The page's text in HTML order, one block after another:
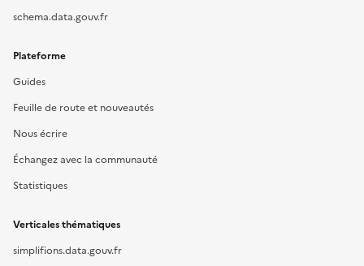
schema.data.gouv.fr
Plateforme
Guides
Feuille de route et nouveautés
Nous écrire
Échangez avec la communauté
Statistiques
Verticales thématiques
simplifions.data.gouv.fr